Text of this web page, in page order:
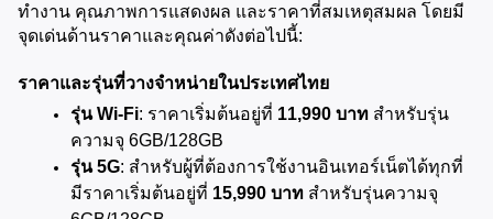
ทำงาน คุณภาพการแสดงผล และราคาที่สมเหตุสมผล โดยมี
จุดเด่นด้านราคาและคุณค่าดังต่อไปนี้:
ราคาและรุ่นที่วางจำหน่ายในประเทศไทย
รุ่น Wi-Fi: ราคาเริ่มต้นอยู่ที่ 11,990 บาท สำหรับรุ่น
ความจุ 6GB/128GB
รุ่น 5G: สำหรับผู้ที่ต้องการใช้งานอินเทอร์เน็ตได้ทุกที่
มีราคาเริ่มต้นอยู่ที่ 15,990 บาท สำหรับรุ่นความจุ